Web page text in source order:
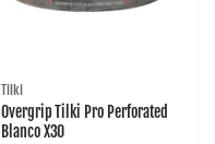
Proveedor:
Tilki
Overgrip Tilki Pro Perforated
Blanco X30